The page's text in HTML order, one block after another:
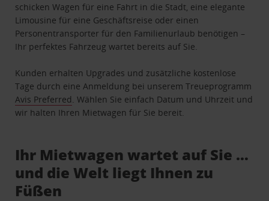
schicken Wagen für eine Fahrt in die Stadt, eine elegante
Limousine für eine Geschäftsreise oder einen
Personentransporter für den Familienurlaub benötigen –
Ihr perfektes Fahrzeug wartet bereits auf Sie.
Kunden erhalten Upgrades und zusätzliche kostenlose
Tage durch eine Anmeldung bei unserem Treueprogramm
Avis Preferred . Wählen Sie einfach Datum und Uhrzeit und
wir halten Ihren Mietwagen für Sie bereit.
Ihr Mietwagen wartet auf Sie …
und die Welt liegt Ihnen zu
Füßen